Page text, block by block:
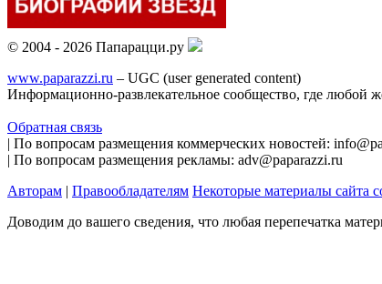
© 2004 - 2026 Папарацци.ру
www.paparazzi.ru – UGC (user generated content)
Информационно-развлекательное сообщество, где любой
Обратная связь
| По вопросам размещения коммерческих новостей:
| По вопросам размещения рекламы: adv@paparazzi.ru
Авторам | Правообладателям Некоторые материалы сайта
Доводим до вашего сведения, что любая перепечатка